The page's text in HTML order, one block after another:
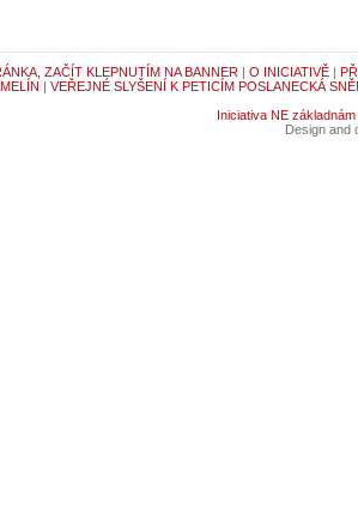
ZAČÍT KLEPNUTÍM NA BANNER | O INICIATIVĚ|
| VEŘEJNÉ SLYŠENÍ K PETICÍM POSLANECKÁ
Iniciativa NE základnám
Design and